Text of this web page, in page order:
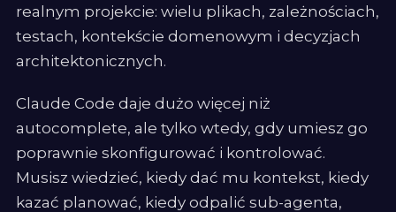
realnym projekcie: wielu plikach, zależnościach,
testach, kontekście domenowym i decyzjach
architektonicznych.
Claude Code daje dużo więcej niż
autocomplete, ale tylko wtedy, gdy umiesz go
poprawnie skonfigurować i kontrolować.
Musisz wiedzieć, kiedy dać mu kontekst, kiedy
kazać planować, kiedy odpalić sub-agenta,